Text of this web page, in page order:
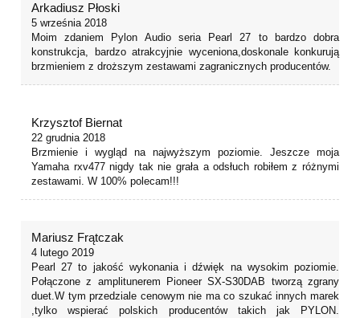
Arkadiusz Płoski
5 września 2018
Moim zdaniem Pylon Audio seria Pearl 27 to bardzo dobra
konstrukcja, bardzo atrakcyjnie wyceniona,doskonale konkurują
brzmieniem z droższym zestawami zagranicznych producentów.
Krzysztof Biernat
22 grudnia 2018
Brzmienie i wygląd na najwyższym poziomie. Jeszcze moja
Yamaha rxv477 nigdy tak nie grała a odsłuch robiłem z różnymi
zestawami. W 100% polecam!!!
Mariusz Frątczak
4 lutego 2019
Pearl 27 to jakość wykonania i dźwięk na wysokim poziomie.
Połączone z amplitunerem Pioneer SX-S30DAB tworzą zgrany
duet.W tym przedziale cenowym nie ma co szukać innych marek
,tylko wspierać polskich producentów takich jak PYLON.